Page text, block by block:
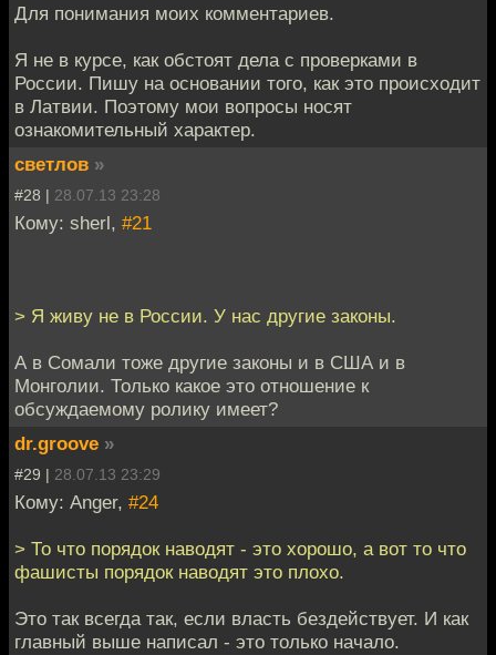
Для понимания моих комментариев.
Я не в курсе, как обстоят дела с проверками в
России. Пишу на основании того, как это происходит
в Латвии. Поэтому мои вопросы носят
ознакомительный характер.
светлов »
#28 | 28.07.13 23:28
Кому: sherl, #21
> Я живу не в России. У нас другие законы.
А в Сомали тоже другие законы и в США и в
Монголии. Только какое это отношение к
обсуждаемому ролику имеет?
dr.groove »
#29 | 28.07.13 23:29
Кому: Anger, #24
> То что порядок наводят - это хорошо, а вот то что
фашисты порядок наводят это плохо.
Это так всегда так, если власть бездействует. И как
главный выше написал - это только начало.